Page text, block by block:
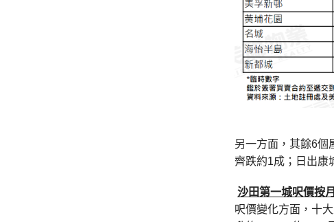
另一方面，其餘6個
齊跌約1成；日出康
沙田第一城呎價按
呎價變化方面，十